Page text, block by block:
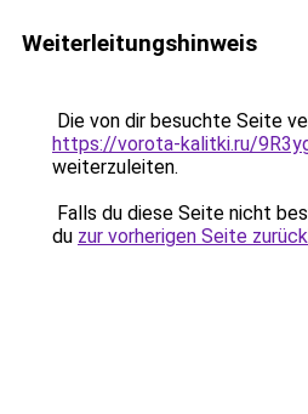
Weiterleitungshinweis
Die von dir besuchte Seite
https://vorota-kalitki.ru/
weiterzuleiten.
Falls du diese Seite nicht
du zur vorherigen Seite